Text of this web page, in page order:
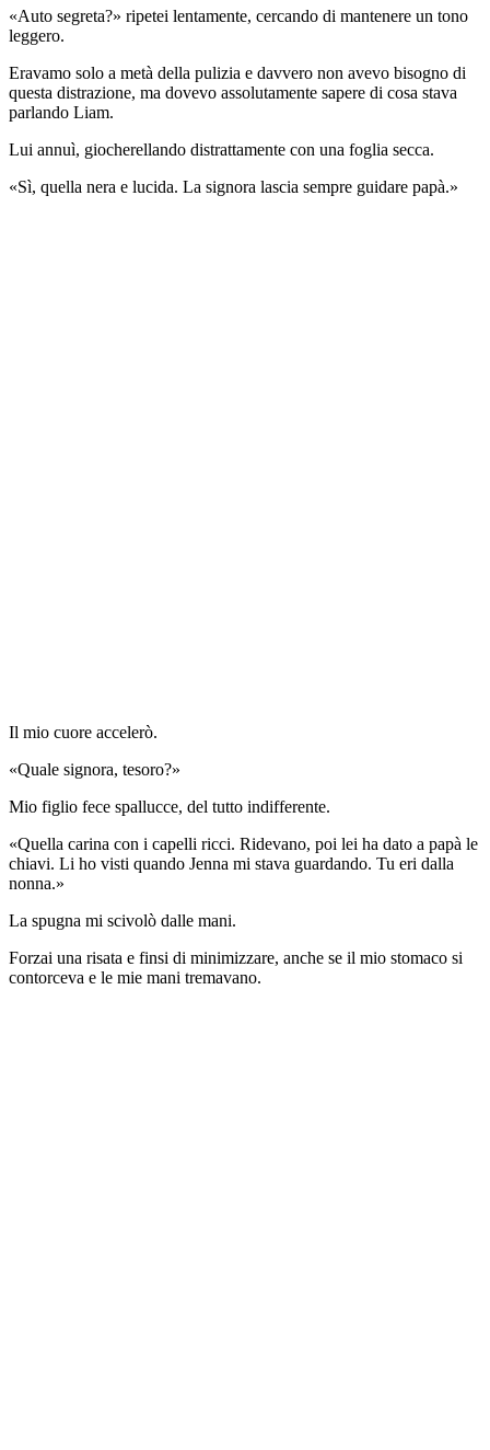
«Auto segreta?» ripetei lentamente, cercando di mantenere un tono
leggero.
Eravamo solo a metà della pulizia e davvero non avevo bisogno di
questa distrazione, ma dovevo assolutamente sapere di cosa stava
parlando Liam.
Lui annuì, giocherellando distrattamente con una foglia secca.
«Sì, quella nera e lucida. La signora lascia sempre guidare papà.»
Il mio cuore accelerò.
«Quale signora, tesoro?»
Mio figlio fece spallucce, del tutto indifferente.
«Quella carina con i capelli ricci. Ridevano, poi lei ha dato a papà le
chiavi. Li ho visti quando Jenna mi stava guardando. Tu eri dalla
nonna.»
La spugna mi scivolò dalle mani.
Forzai una risata e finsi di minimizzare, anche se il mio stomaco si
contorceva e le mie mani tremavano.